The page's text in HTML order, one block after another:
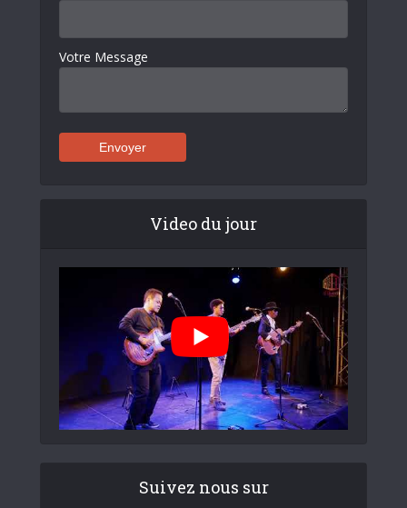
Votre Message
Video du jour
Suivez nous sur